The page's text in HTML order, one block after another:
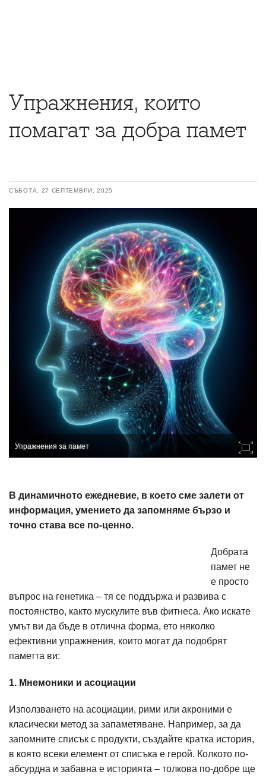
Упражнения, които
помагат за добра памет
СЪБОТА, 27 СЕПТЕМВРИ, 2025
Упражнения за памет
В динамичното ежедневие, в което сме залети от
информация, умението да запомняме бързо и
точно става все по-ценно.
Добрата
памет не
е просто
въпрос на генетика – тя се поддържа и развива с
постоянство, както мускулите във фитнеса. Ако искате
умът ви да бъде в отлична форма, ето няколко
ефективни упражнения, които могат да подобрят
паметта ви:
1. Мнемоники и асоциации
Използването на асоциации, рими или акроними е
класически метод за запаметяване. Например, за да
запомните списък с продукти, създайте кратка история,
в която всеки елемент от списъка е герой. Колкото по-
абсурдна и забавна е историята – толкова по-добре ще